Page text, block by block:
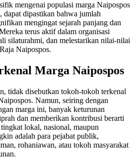
mengenai populasi marga Naipospos
dapat dipastikan bahwa jumlah
mengingat sejarah panjang dan
terus aktif dalam organisasi
silaturahmi, dan melestarikan nilai-nilai
Naipospos.
Marga Naipospos
tidak disebutkan tokoh-tokoh terkenal
Namun, seiring dengan
marga ini, banyak keturunan
dan memberikan kontribusi berarti
lokal, nasional, maupun
adalah para pejabat publik,
rohaniawan, atau tokoh masyarakat